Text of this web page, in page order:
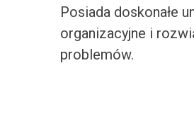
Posiada doskonałe
organizacyjne i
problemów.